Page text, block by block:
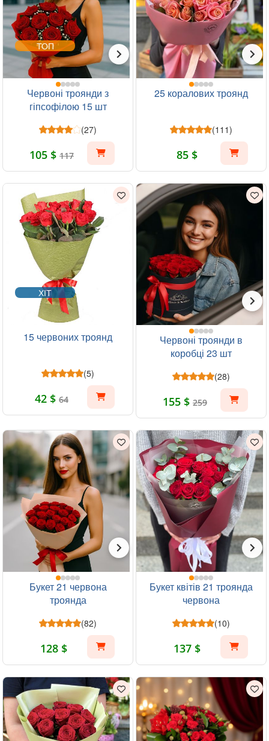
ТОП
Червоні троянди з
гіпсофілою 15 шт
(27)
105 $ 117
25 коралових троянд
(111)
85 $
ХІТ
15 червоних троянд
(5)
42 $ 64
Червоні троянди в
коробці 23 шт
(28)
155 $ 259
Букет 21 червона
троянда
(82)
128 $
Букет квітів 21 троянда
червона
(10)
137 $